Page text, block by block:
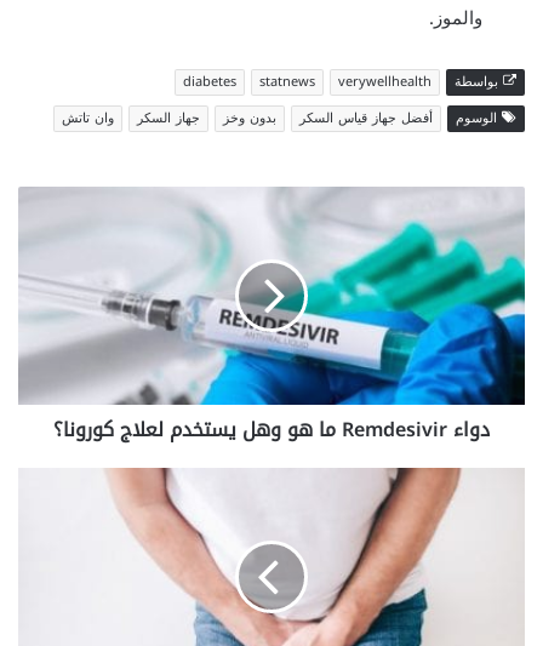
والموز.
بواسطة verywellhealth
statnews
diabetes
الوسوم
أفضل جهاز قياس السكر بدون وخز جهاز السكر وان تاتش
Remdesivir
ما
هو
وهل
يستخدم
لعلاج
كورونا؟
دواء Remdesivir ما هو وهل يستخدم لعلاج كورونا؟